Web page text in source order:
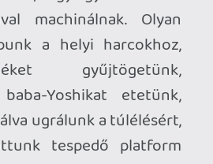
Pedig a
és van
illeszkedő
mégsem
Park tovább
ülésen történő,
megszínesítő